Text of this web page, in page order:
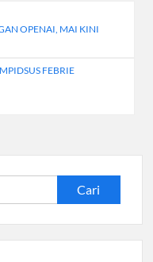
OPENAI, MAI KINI
FEBRIE
Cari
untuk: